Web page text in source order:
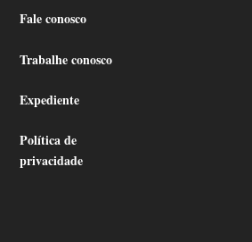
Fale conosco
Trabalhe conosco
Expediente
Política de
privacidade